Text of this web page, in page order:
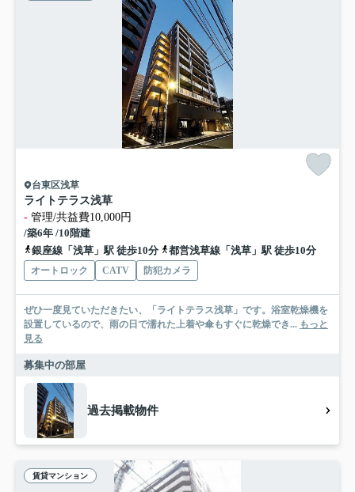
台東区浅草
ライトテラス浅草
- 管理/共益費10,000円
/築6年 /10階建
銀座線「浅草」駅 徒歩10分
都営浅草線「浅草」駅 徒歩10分
オートロック CATV 防犯カメラ
ぜひ一度見ていただきたい、「ライトテラス浅草」です。浴室乾燥機を
設置しているので、雨の日で濡れた上着や傘もすぐに乾燥でき... もっと
見る
募集中の部屋
過去掲載物件
賃貸マンション